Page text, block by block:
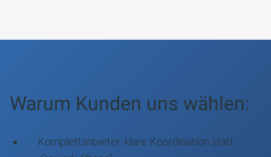
Warum Kunden uns wählen:
Komplettanbieter: klare Koordination statt